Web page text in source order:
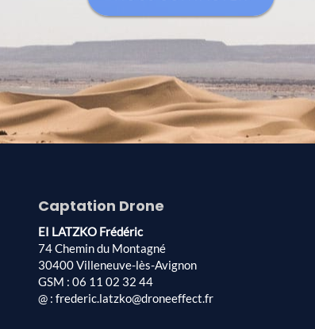
Captation Drone
EI LATZKO Frédéric
74 Chemin du Montagné
30400 Villeneuve-lès-Avignon
GSM : 06 11 02 32 44
@ : frederic.latzko@droneeffect.fr